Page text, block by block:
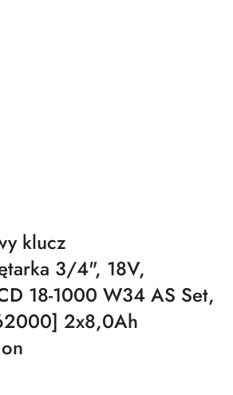
klucz
3/4", 18V,
18-1000 W34 AS Set,
2x8,0Ah